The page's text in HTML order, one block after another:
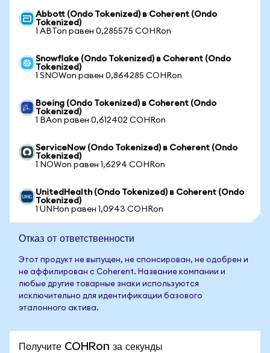
Abbott (Ondo Tokenized) в Coherent (Ondo
Tokenized)
1 ABTon равен 0,285575 COHRon
Snowflake (Ondo Tokenized) в Coherent (Ondo
Tokenized)
1 SNOWon равен 0,864285 COHRon
Boeing (Ondo Tokenized) в Coherent (Ondo
Tokenized)
1 BAon равен 0,612402 COHRon
ServiceNow (Ondo Tokenized) в Coherent (Ondo
Tokenized)
1 NOWon равен 1,6294 COHRon
UnitedHealth (Ondo Tokenized) в Coherent (Ondo
Tokenized)
1 UNHon равен 1,0943 COHRon
Отказ от ответственности
Этот продукт не выпущен, не спонсирован, не одобрен и
не аффилирован с Coherent. Название компании и
любые другие товарные знаки используются
исключительно для идентификации базового
эталонного актива.
Получите COHRon за секунды